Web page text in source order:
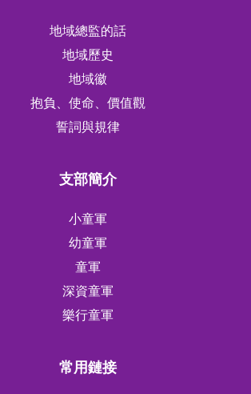
地域總監的話
地域歷史
地域徽
抱負、使命、價值觀
誓詞與規律
支部簡介
小童軍
幼童軍
童軍
深資童軍
樂行童軍
常用鏈接